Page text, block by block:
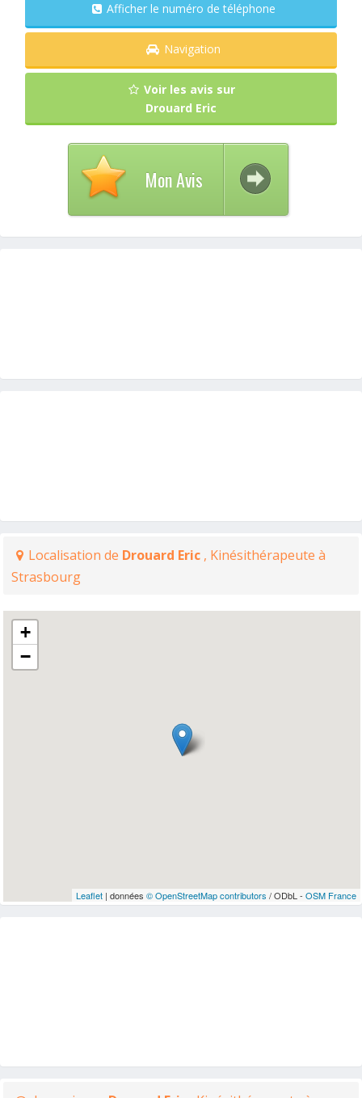
Afficher le numéro de téléphone
Navigation
Voir les avis sur
Drouard Eric
Mon Avis
Localisation de Drouard Eric , Kinésithérapeute à
Strasbourg
+
−
Leaflet| données © OpenStreetMap contributors / ODbL - OSM France